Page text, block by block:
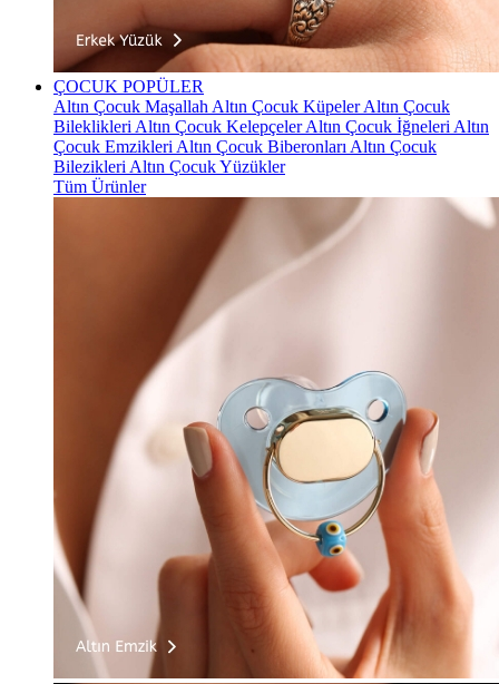
ÇOCUK POPÜLER
Altın Çocuk Maşallah Altın Çocuk KüpelerAltın Çocuk
Bileklikleri Altın Çocuk KelepçelerAltın Çocuk İğneleri Altın
Çocuk Emzikleri Altın Çocuk Biberonları Altın Çocuk
Bilezikleri Altın Çocuk Yüzükler
Tüm Ürünler